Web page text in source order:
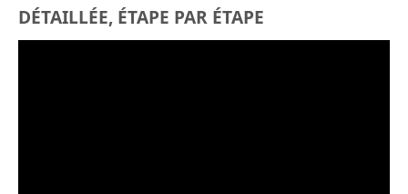
DÉTAILLÉE, ÉTAPE PAR ÉTAPE